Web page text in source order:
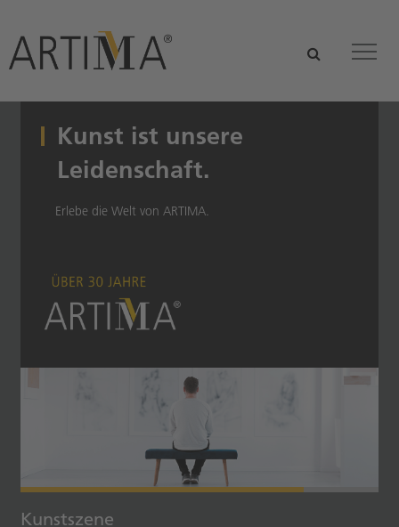
Kunst ist unsere
Leidenschaft.
Erlebe die Welt von ARTIMA.
Kunstszene